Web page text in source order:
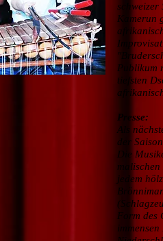
schweizer
Kamerun
Publikum
tiefsten
Presse:
Als
der
Die
jedem
Form des